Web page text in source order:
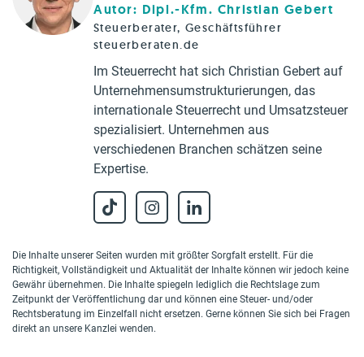
Autor: Dipl.-Kfm. Christian Gebert
Steuerberater, Geschäftsführer
steuerberaten.de
Im Steuerrecht hat sich Christian Gebert auf
Unternehmensumstrukturierungen, das
internationale Steuerrecht und Umsatzsteuer
spezialisiert. Unternehmen aus
verschiedenen Branchen schätzen seine
Expertise.
Die Inhalte unserer Seiten wurden mit größter Sorgfalt erstellt. Für die
Richtigkeit, Vollständigkeit und Aktualität der Inhalte können wir jedoch keine
Gewähr übernehmen. Die Inhalte spiegeln lediglich die Rechtslage zum
Zeitpunkt der Veröffentlichung dar und können eine Steuer- und/oder
Rechtsberatung im Einzelfall nicht ersetzen. Gerne können Sie sich bei Fragen
direkt an unsere Kanzlei wenden.